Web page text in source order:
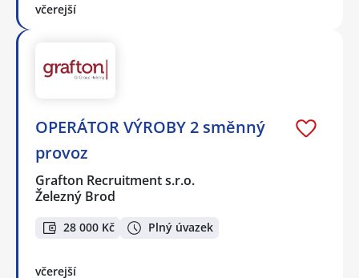
včerejší
OPERÁTOR VÝROBY 2 směnný
provoz
Grafton Recruitment s.r.o.
Železný Brod
28 000 Kč Plný úvazek
včerejší